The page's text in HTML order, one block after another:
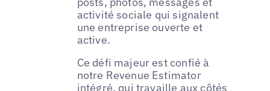
activité sociale qui signalent
une entreprise ouverte et
active.
Ce défi majeur est confié à
notre Revenue Estimator
intégré, qui travaille aux côtés